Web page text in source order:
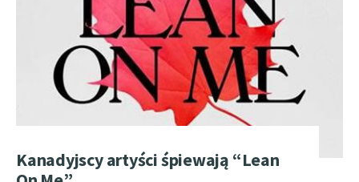
Kanadyjscy artyści śpiewają “Lean